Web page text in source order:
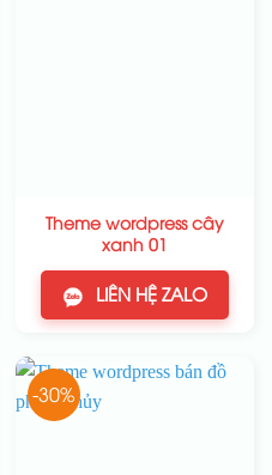
Theme wordpress cây
xanh 01
LIÊN HỆ ZALO
-30%